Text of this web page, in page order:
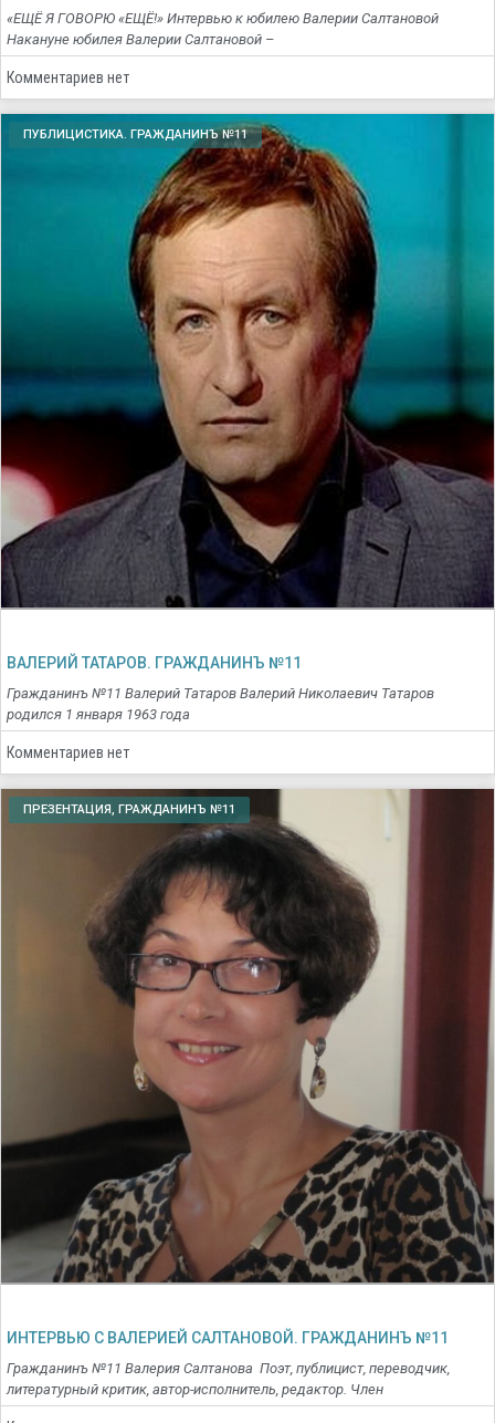
«ЕЩЁ Я ГОВОРЮ «ЕЩЁ!» Интервью к юбилею Валерии Салтановой
Накануне юбилея Валерии Салтановой –
Комментариев нет
ПУБЛИЦИСТИКА. ГРАЖДАНИНЪ №11
ВАЛЕРИЙ ТАТАРОВ. ГРАЖДАНИНЪ №11
Гражданинъ №11 Валерий Татаров Валерий Николаевич Татаров
родился 1 января 1963 года
Комментариев нет
ПРЕЗЕНТАЦИЯ, ГРАЖДАНИНЪ №11
ИНТЕРВЬЮ С ВАЛЕРИЕЙ САЛТАНОВОЙ. ГРАЖДАНИНЪ №11
Гражданинъ №11 Валерия Салтанова Поэт, публицист, переводчик,
литературный критик, автор-исполнитель, редактор. Член